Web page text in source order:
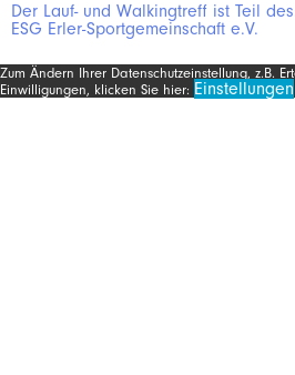
Der Lauf- und Walkingtreff ist Teil
ESG Erler-Sportgemeinschaft e.V.
Zum Ändern Ihrer Datenschutzeinstellung, z.B.
Einwilligungen, klicken Sie hier: Einstellungen